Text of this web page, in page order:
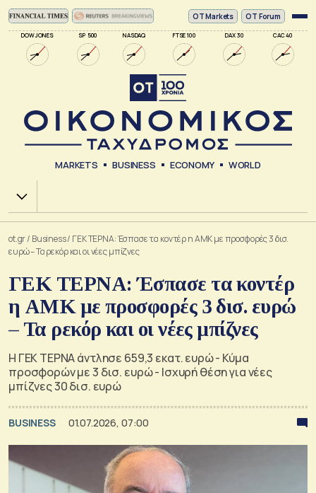
DOW JONES SP 500 NASDAQ FTSE 100 DAX 30 CAC 40
ΟΤ Markets OT Forum
MARKETS BUSINESS ECONOMY WORLD
Χ.Α.
ot.gr/ Business/ ΓΕΚ ΤΕΡΝΑ: Έσπασε τα κοντέρ η ΑΜΚ με προσφορές 3 δισ.
ευρώ – Τα ρεκόρ και οι νέες μπίζνες
ΓΕΚ ΤΕΡΝΑ: Έσπασε τα κοντέρ
η ΑΜΚ με προσφορές 3 δισ. ευρώ
– Τα ρεκόρ και οι νέες μπίζνες
Η ΓΕΚ ΤΕΡΝΑ άντλησε 659,3 εκατ. ευρώ - Κύμα
προσφορών με 3 δισ. ευρώ - Ισχυρή θέση για νέες
μπίζνες 30 δισ. ευρώ
BUSINESS 01.07.2026, 07:00